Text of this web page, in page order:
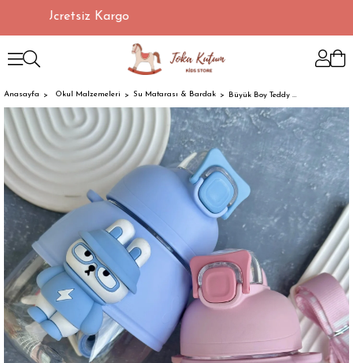
Ücretsiz Kargo
Anasayfa Okul Malzemeleri Su Matarası & Bardak Büyük Boy Teddy Suluk 1.1 Ml